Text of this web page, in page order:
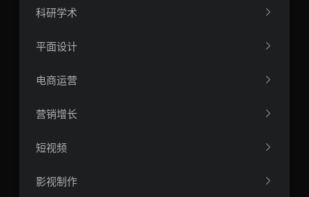
科研学术
平面设计
电商运营
营销增长
短视频
影视制作